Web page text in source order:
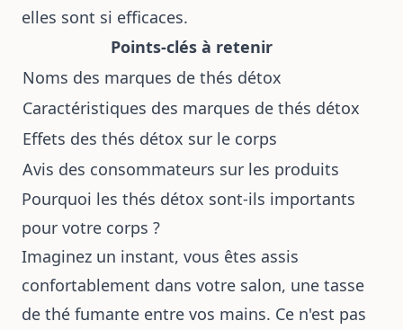
elles sont si efficaces.
Points-clés à retenir
Noms des marques de thés détox
Caractéristiques des marques de thés détox
Effets des thés détox sur le corps
Avis des consommateurs sur les produits
Pourquoi les thés détox sont-ils importants
pour votre corps ?
Imaginez un instant, vous êtes assis
confortablement dans votre salon, une tasse
de thé fumante entre vos mains. Ce n'est pas